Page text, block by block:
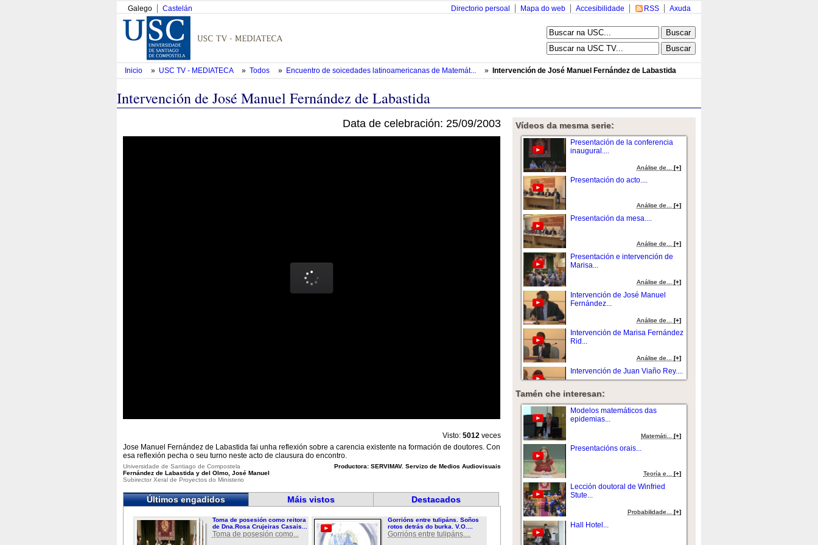
Galego Castelán Axuda
RSS
Accesibilidade
Mapa do web
Directorio persoal
Inicio » USC TV - MEDIATECA » Todos » Encuentro de soicedades latinoamericanas de Matemát... » Intervención de José Manuel Fernández de Labastida
Intervención de José Manuel Fernández de Labastida
Data de celebración: 25/09/2003
Visto: 5012 veces
Jose Manuel Fernández de Labastida fai unha reflexión sobre a carencia existente na formación de doutores. Con
esa reflexión pecha o seu turno neste acto de clausura do encontro.
Productora: SERVIMAV. Servizo de Medios Audiovisuais
Universidade de Santiago de Compostela
Fernández de Labastida y del Olmo, José Manuel
Subirector Xeral de Proyectos do Ministerio
Últimos engadidos Máis vistos Destacados
Toma de posesión como reitora
de Dna.Rosa Crujeiras Casais...
Toma de posesión como...
Gorrións entre tulipáns. Soños
rotos detrás do burka. V.O....
Gorrións entre tulipáns....
Vídeos da mesma serie:
Presentación de la conferencia
inaugural....
Análise de...[+]
Presentación do acto....
Análise de... [+]
Presentación da mesa....
Análise de...[+]
Presentación e intervención de
Marisa...
Análise de...[+]
Intervención de José Manuel
Fernández...
Análise de...[+]
Intervención de Marisa Fernández
Rid...
Análise de...[+]
Intervención de Juan Viaño Rey....
Presentación da mesa redonda....
Análise de...[+]
Intervención de Juan Viaño Rey....
Análise de...[+]
Intervención de Dario Crespo....
Análise de...[+]
Intervención de Pedro Merino
Tamén che interesan:
Modelos matemáticos das
epidemias...
Matemáti...[+]
Presentacións orais...
Teoría e... [+]
Lección doutoral de Winfried
Stute...
Probabilidade...[+]
Hall Hotel...